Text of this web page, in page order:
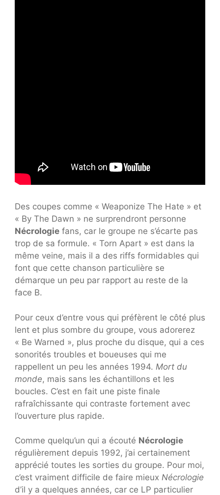
Des coupes comme « Weaponize The Hate » et
« By The Dawn » ne surprendront personne
Nécrologie fans, car le groupe ne s’écarte pas
trop de sa formule. « Torn Apart » est dans la
même veine, mais il a des riffs formidables qui
font que cette chanson particulière se
démarque un peu par rapport au reste de la
face B.
Pour ceux d’entre vous qui préfèrent le côté plus
lent et plus sombre du groupe, vous adorerez
« Be Warned », plus proche du disque, qui a ces
sonorités troubles et boueuses qui me
rappellent un peu les années 1994. Mort du
monde, mais sans les échantillons et les
boucles. C’est en fait une piste finale
rafraîchissante qui contraste fortement avec
l’ouverture plus rapide.
Comme quelqu’un qui a écouté Nécrologie
régulièrement depuis 1992, j’ai certainement
apprécié toutes les sorties du groupe. Pour moi,
c’est vraiment difficile de faire mieux Nécrologie
d’il y a quelques années, car ce LP particulier